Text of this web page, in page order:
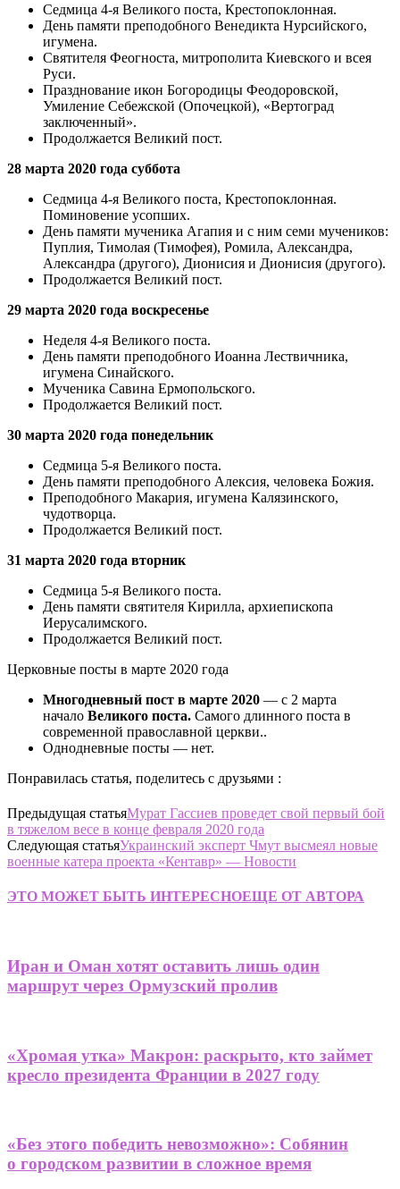
Седмица 4-я Великого поста, Крестопоклонная.
День памяти преподобного Венедикта Нурсийского,
игумена.
Святителя Феогноста, митрополита Киевского и всея
Руси.
Празднование икон Богородицы Феодоровской,
Умиление Себежской (Опочецкой), «Вертоград
заключенный».
Продолжается Великий пост.
28 марта 2020 года суббота
Седмица 4-я Великого поста, Крестопоклонная.
Поминовение усопших.
День памяти мученика Агапия и с ним семи мучеников:
Пуплия, Тимолая (Тимофея), Ромила, Александра,
Александра (другого), Дионисия и Дионисия (другого).
Продолжается Великий пост.
29 марта 2020 года воскресенье
Неделя 4-я Великого поста.
День памяти преподобного Иоанна Лествичника,
игумена Синайского.
Мученика Савина Ермопольского.
Продолжается Великий пост.
30 марта 2020 года понедельник
Седмица 5-я Великого поста.
День памяти преподобного Алексия, человека Божия.
Преподобного Макария, игумена Калязинского,
чудотворца.
Продолжается Великий пост.
31 марта 2020 года вторник
Седмица 5-я Великого поста.
День памяти святителя Кирилла, архиепископа
Иерусалимского.
Продолжается Великий пост.
Церковные посты в марте 2020 года
Многодневный пост в марте 2020 — с 2 марта
начало Великого поста. Самого длинного поста в
современной православной церкви..
Однодневные посты — нет.
Понравилась статья, поделитесь с друзьями :
Предыдущая статьяМурат Гассиев проведет свой первый бой
в тяжелом весе в конце февраля 2020 года
Следующая статьяУкраинский эксперт Чмут высмеял новые
военные катера проекта «Кентавр» — Новости
ЭТО МОЖЕТ БЫТЬ ИНТЕРЕСНОЕЩЕ ОТ АВТОРА
Иран и Оман хотят оставить лишь один
маршрут через Ормузский пролив
«Хромая утка» Макрон: раскрыто, кто займет
кресло президента Франции в 2027 году
«Без этого победить невозможно»: Собянин
о городском развитии в сложное время